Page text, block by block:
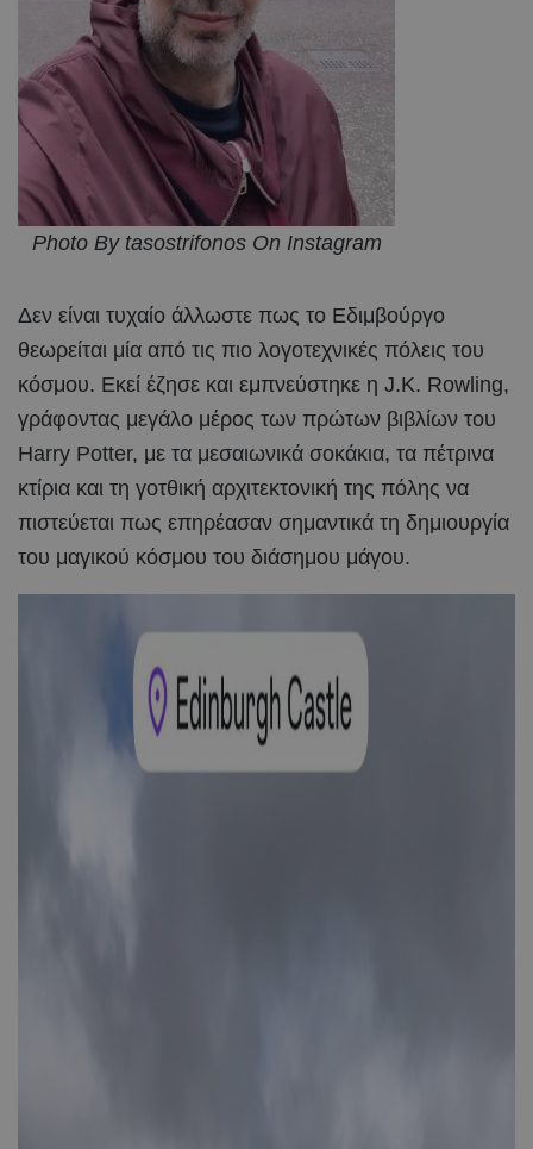
Photo By tasostrifonos On Instagram
Δεν είναι τυχαίο άλλωστε πως το Εδιμβούργο
θεωρείται μία από τις πιο λογοτεχνικές πόλεις του
κόσμου. Εκεί έζησε και εμπνεύστηκε η J.K. Rowling,
γράφοντας μεγάλο μέρος των πρώτων βιβλίων του
Harry Potter, με τα μεσαιωνικά σοκάκια, τα πέτρινα
κτίρια και τη γοτθική αρχιτεκτονική της πόλης να
πιστεύεται πως επηρέασαν σημαντικά τη δημιουργία
του μαγικού κόσμου του διάσημου μάγου.